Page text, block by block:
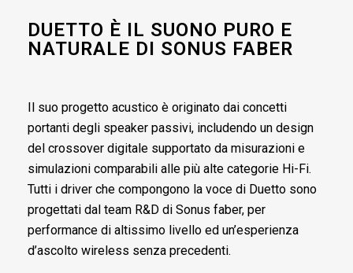
DUETTO È IL SUONO PURO E
NATURALE DI SONUS FABER
Il suo progetto acustico è originato dai concetti
portanti degli speaker passivi, includendo un design
del crossover digitale supportato da misurazioni e
simulazioni comparabili alle più alte categorie Hi-Fi.
Tutti i driver che compongono la voce di Duetto sono
progettati dal team R&D di Sonus faber, per
performance di altissimo livello ed un’esperienza
d’ascolto wireless senza precedenti.